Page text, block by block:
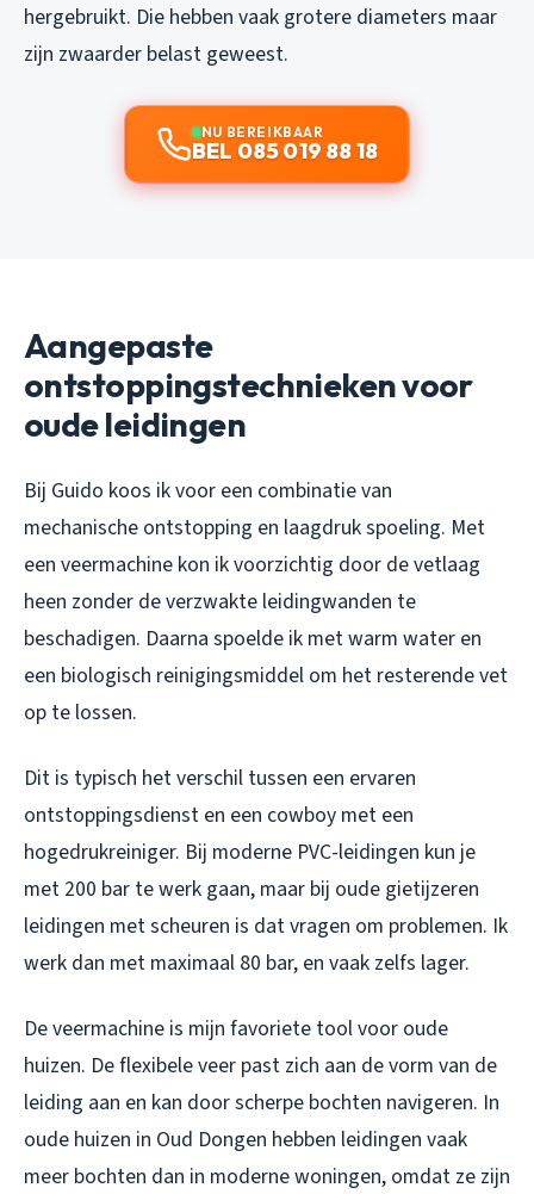
hergebruikt. Die hebben vaak grotere diameters maar
zijn zwaarder belast geweest.
NU BEREIKBAAR
BEL 085 019 88 18
Aangepaste
ontstoppingstechnieken voor
oude leidingen
Bij Guido koos ik voor een combinatie van
mechanische ontstopping en laagdruk spoeling. Met
een veermachine kon ik voorzichtig door de vetlaag
heen zonder de verzwakte leidingwanden te
beschadigen. Daarna spoelde ik met warm water en
een biologisch reinigingsmiddel om het resterende vet
op te lossen.
Dit is typisch het verschil tussen een ervaren
ontstoppingsdienst en een cowboy met een
hogedrukreiniger. Bij moderne PVC-leidingen kun je
met 200 bar te werk gaan, maar bij oude gietijzeren
leidingen met scheuren is dat vragen om problemen. Ik
werk dan met maximaal 80 bar, en vaak zelfs lager.
De veermachine is mijn favoriete tool voor oude
huizen. De flexibele veer past zich aan de vorm van de
leiding aan en kan door scherpe bochten navigeren. In
oude huizen in Oud Dongen hebben leidingen vaak
meer bochten dan in moderne woningen, omdat ze zijn